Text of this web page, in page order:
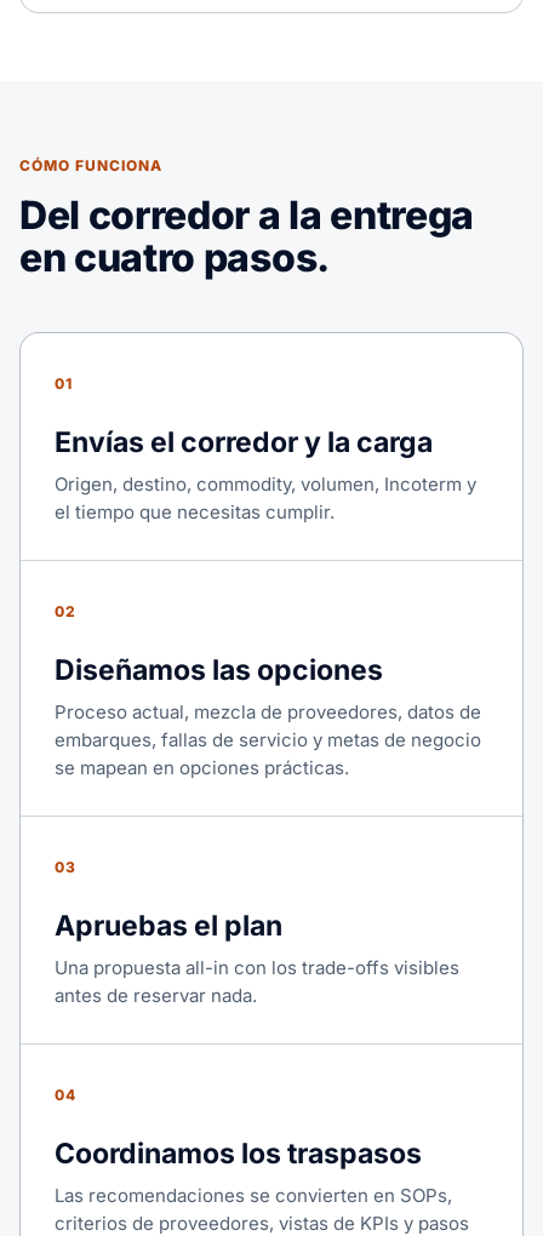
CÓMO FUNCIONA
Del corredor a la entrega
en cuatro pasos.
01
Envías el corredor y la carga
Origen, destino, commodity, volumen, Incoterm y
el tiempo que necesitas cumplir.
02
Diseñamos las opciones
Proceso actual, mezcla de proveedores, datos de
embarques, fallas de servicio y metas de negocio
se mapean en opciones prácticas.
03
Apruebas el plan
Una propuesta all-in con los trade-offs visibles
antes de reservar nada.
04
Coordinamos los traspasos
Las recomendaciones se convierten en SOPs,
criterios de proveedores, vistas de KPIs y pasos